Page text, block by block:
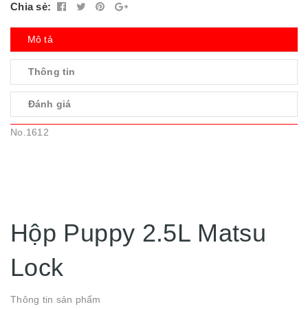
Chia sẻ:
Mô tả
Thông tin
Đánh giá
No.1612
Hộp Puppy 2.5L Matsu
Lock
Thông tin sản phẩm